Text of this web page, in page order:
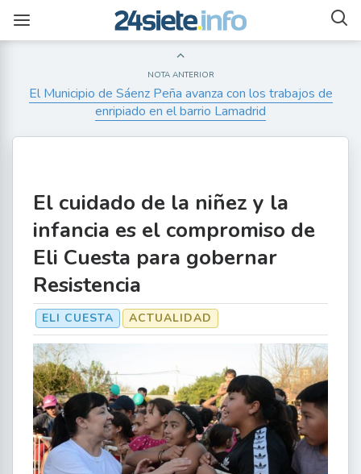
NOTA ANTERIOR
El Municipio de Sáenz Peña avanza con los trabajos de
enripiado en el barrio Lamadrid
El cuidado de la niñez y la
infancia es el compromiso de
Eli Cuesta para gobernar
Resistencia
ELI CUESTA ACTUALIDAD